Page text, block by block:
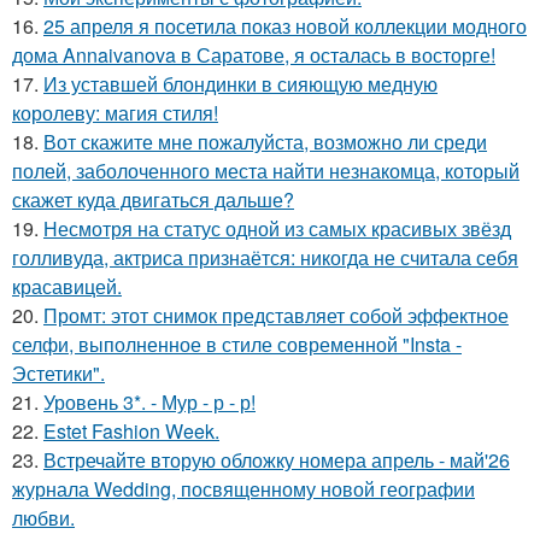
16. 25 апреля я посетила показ новой коллекции модного
дома Annaivanova в Саратове, я осталась в восторге!
17. Из уставшей блондинки в сияющую медную
королеву: магия стиля!
18. Вот скажите мне пожалуйста, возможно ли среди
полей, заболоченного места найти незнакомца, который
скажет куда двигаться дальше?
19. Несмотря на статус одной из самых красивых звёзд
голливуда, актриса признаётся: никогда не считала себя
красавицей.
20. Промт: этот снимок представляет собой эффектное
селфи, выполненное в стиле современной "Insta -
Эстетики".
21. Уровень 3*. - Мур - р - р!
22. Estet Fashion Week.
23. Встречайте вторую обложку номера апрель - май'26
журнала Wedding, посвященному новой географии
любви.